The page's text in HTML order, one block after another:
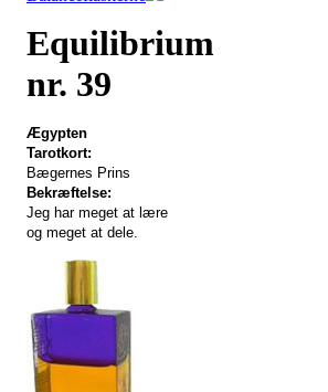
Equilibrium
nr. 39
Ægypten
Tarotkort:
Bægernes Prins
Bekræftelse:
Jeg har meget at lære
og meget at dele.